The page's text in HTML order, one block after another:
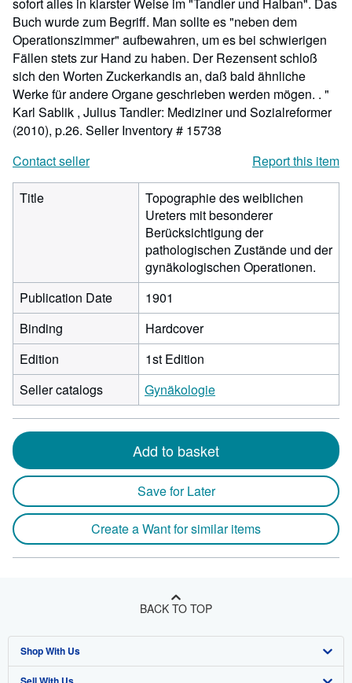
Buch wurde zum Begriff. Man sollte es "neben dem
Operationszimmer" aufbewahren, um es bei schwierigen
Fällen stets zur Hand zu haben. Der Rezensent schloß
sich den Worten Zuckerkandis an, daß bald ähnliche
Werke für andere Organe geschrieben werden mögen. . "
Karl Sablik , Julius Tandler: Mediziner und Sozialreformer
(2010), p.26. Seller Inventory # 15738
Contact seller
Report this item
Title
Topographie des weiblichen
Ureters mit besonderer
Berücksichtigung der
pathologischen Zustände und der
gynäkologischen Operationen.
Publication Date
1901
Binding
Hardcover
Edition
1st Edition
Seller catalogs
Gynäkologie
Add to basket
Save for Later
Create a Want for similar items
BACK TO TOP
Shop With Us